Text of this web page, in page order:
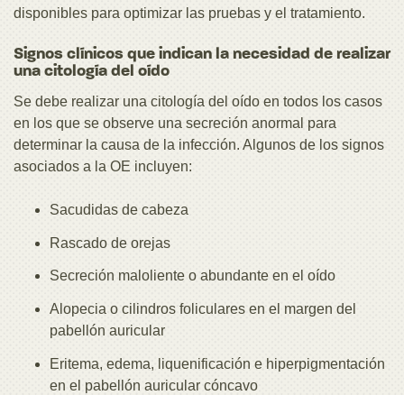
disponibles para optimizar las pruebas y el tratamiento.
Signos clínicos que indican la necesidad de realizar
una citología del oído
Se debe realizar una citología del oído en todos los casos
en los que se observe una secreción anormal para
determinar la causa de la infección. Algunos de los signos
asociados a la OE incluyen:
Sacudidas de cabeza
Rascado de orejas
Secreción maloliente o abundante en el oído
Alopecia o cilindros foliculares en el margen del
pabellón auricular
Eritema, edema, liquenificación e hiperpigmentación
en el pabellón auricular cóncavo